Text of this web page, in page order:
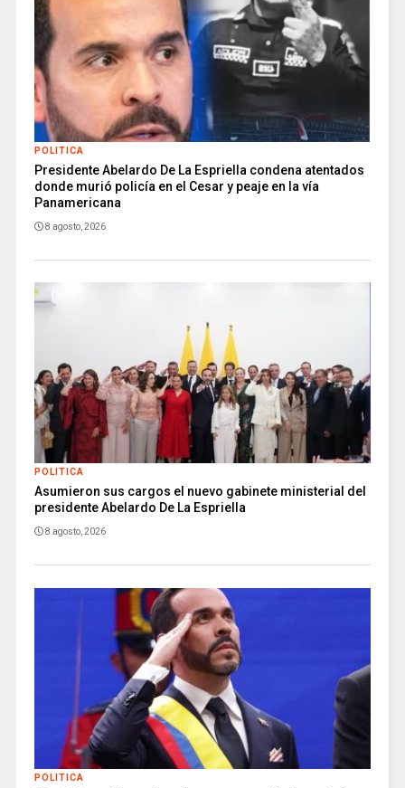
POLITICA
Presidente Abelardo De La Espriella condena atentados
donde murió policía en el Cesar y peaje en la vía
Panamericana
8 agosto, 2026
POLITICA
Asumieron sus cargos el nuevo gabinete ministerial del
presidente Abelardo De La Espriella
8 agosto, 2026
POLITICA